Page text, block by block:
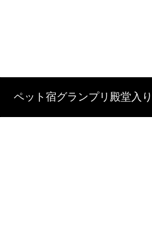
ペット宿グランプリ殿堂入り